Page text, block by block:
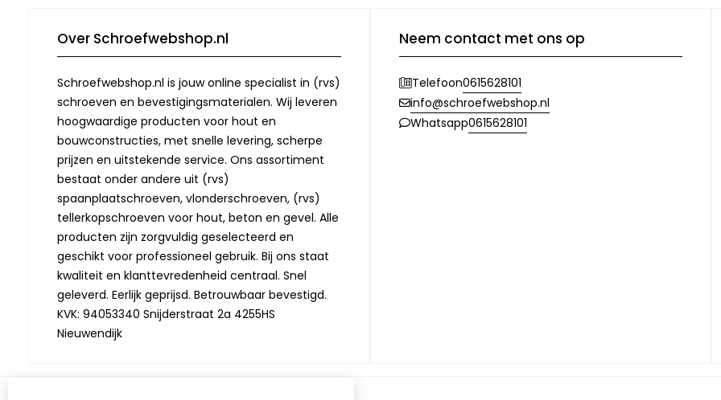
Over Schroefwebshop.nl
Schroefwebshop.nl is jouw online specialist in (rvs)
schroeven en bevestigingsmaterialen. Wij leveren
hoogwaardige producten voor hout en
bouwconstructies, met snelle levering, scherpe
prijzen en uitstekende service. Ons assortiment
bestaat onder andere uit (rvs)
spaanplaatschroeven, vlonderschroeven, (rvs)
tellerkopschroeven voor hout, beton en gevel. Alle
producten zijn zorgvuldig geselecteerd en
geschikt voor professioneel gebruik. Bij ons staat
kwaliteit en klanttevredenheid centraal. Snel
geleverd. Eerlijk geprijsd. Betrouwbaar bevestigd.
KVK: 94053340 Snijderstraat 2a 4255HS
Nieuwendijk
Neem contact met ons op
Telefoon0615628101
info@schroefwebshop.nl
Whatsapp0615628101